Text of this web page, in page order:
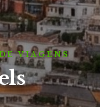
VIAGENS